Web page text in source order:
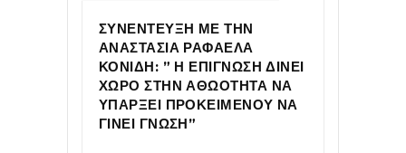
ΣΥΝΕΝΤΕΥΞΗ ΜΕ ΤΗΝ
ΑΝΑΣΤΑΣΙΑ ΡΑΦΑΕΛΑ
ΚΟΝΙΔΗ: ” Η ΕΠΙΓΝΩΣΗ ΔΙΝΕΙ
ΧΩΡΟ ΣΤΗΝ ΑΘΩΟΤΗΤΑ ΝΑ
ΥΠΑΡΞΕΙ ΠΡΟΚΕΙΜΕΝΟΥ ΝΑ
ΓΙΝΕΙ ΓΝΩΣΗ”